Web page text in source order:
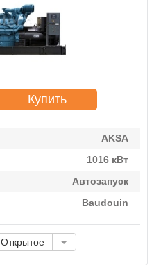
Купить
AKSA
1016 кВт
Автозапуск
Baudouin
Открытое